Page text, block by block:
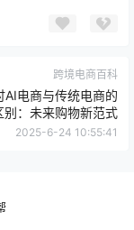
跨境电商百科
AI电商与传统电商的
别：未来购物新范式
2025-6-24 10:55:41